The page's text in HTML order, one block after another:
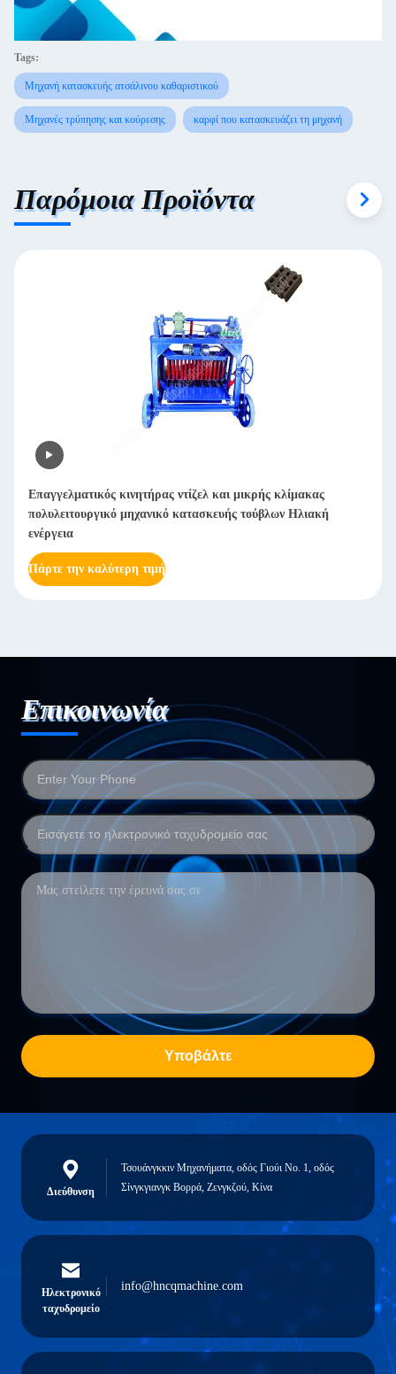
Tags:
Μηχανή κατασκευής ατσάλινου καθαριστικού
Μηχανές τρύπησης και κούρεσης καρφί που κατασκευάζει τη μηχανή
Παρόμοια Προϊόντα
Αυτόματη μηχανή γυάλωσης χαρτιού από χαλύβδινο χάλυβα
γυαλισμένο χαρτί από ανοξείδωτο χάλυβα
Πάρτε την καλύτερη τιμή
Επικοινωνία
Υποβάλτε
Διεύθυνση
Τσουάνγκκιν Μηχανήματα, οδός Γιούι Νο. 1, οδός
Σίνγκγιανγκ Βορρά, Ζενγκζού, Κίνα
Ηλεκτρονικό
ταχυδρομείο
info@hncqmachine.com